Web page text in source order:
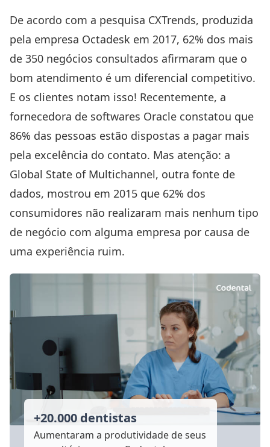
De acordo com a pesquisa CXTrends, produzida
pela empresa Octadesk em 2017, 62% dos mais
de 350 negócios consultados afirmaram que o
bom atendimento é um diferencial competitivo.
E os clientes notam isso! Recentemente, a
fornecedora de softwares Oracle constatou que
86% das pessoas estão dispostas a pagar mais
pela excelência do contato. Mas atenção: a
Global State of Multichannel, outra fonte de
dados, mostrou em 2015 que 62% dos
consumidores não realizaram mais nenhum tipo
de negócio com alguma empresa por causa de
uma experiência ruim.
+20.000 dentistas
Aumentaram a produtividade de seus